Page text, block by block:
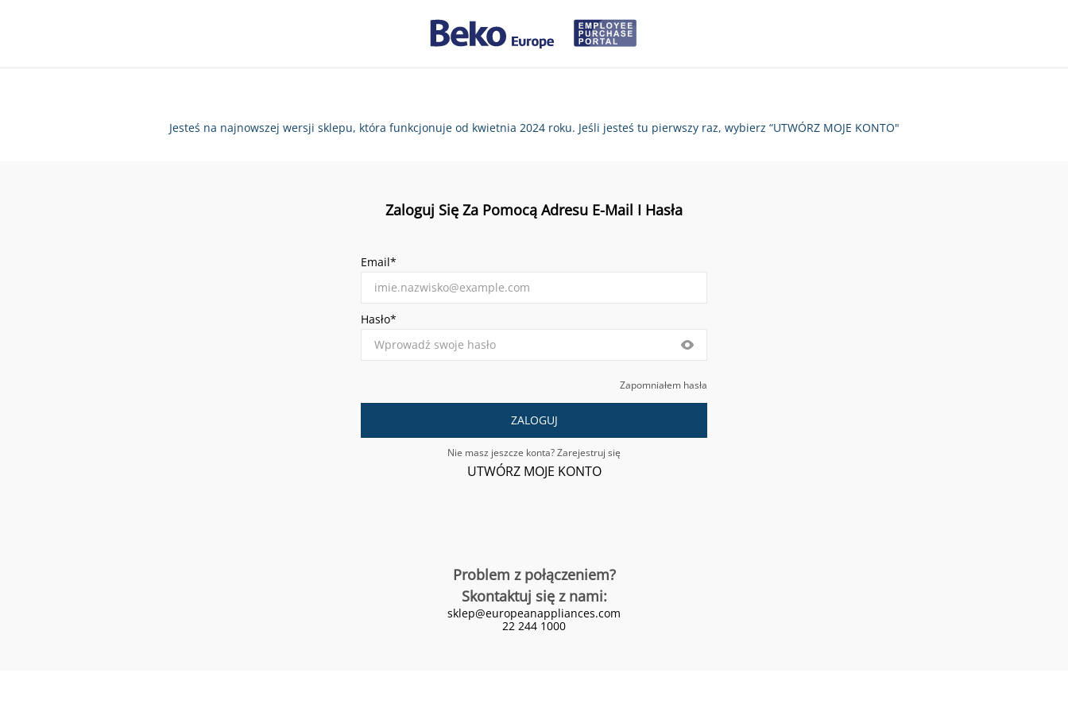
Jesteś na najnowszej wersji sklepu, która funkcjonuje od kwietnia 2024 roku. Jeśli jesteś tu pierwszy raz, wybierz “UTWÓRZ MOJE KONTO"
Zaloguj Się Za Pomocą Adresu E-Mail I Hasła
Email*
Hasło*
Zapomniałem hasła
ZALOGUJ
Nie masz jeszcze konta? Zarejestruj się
UTWÓRZ MOJE KONTO
Problem z połączeniem?
Skontaktuj się z nami:
sklep@europeanappliances.com
22 244 1000